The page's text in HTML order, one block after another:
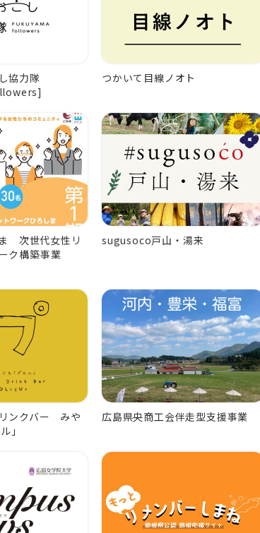
協力隊
つかいて目線ノオト
次世代女性リ
ク構築事業
sugusoco戸山・湯来
ンクバー みや
」
広島県央商工会伴走型支援事業